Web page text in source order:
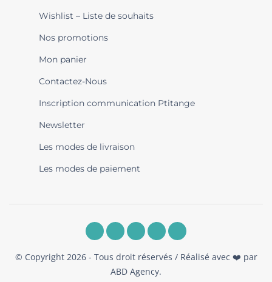
Wishlist – Liste de souhaits
Nos promotions
Mon panier
Contactez-Nous
Inscription communication Ptitange
Newsletter
Les modes de livraison
Les modes de paiement
© Copyright 2026 - Tous droit réservés / Réalisé avec ❤️ par
ABD Agency.